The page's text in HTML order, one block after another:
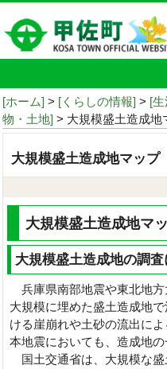
[ホーム] > [くらしの情報] > [
物・土地] > 大規模盛土造成地
大規模盛土造成地マップ
大規模盛土造成地マ
大規模盛土造成地の調
兵庫県南部地震や東北地方
大規模に埋めた盛土造成地
ける崖崩れや土砂の流出に
本地震においても、造成地
国土交通省は、大規模な盛